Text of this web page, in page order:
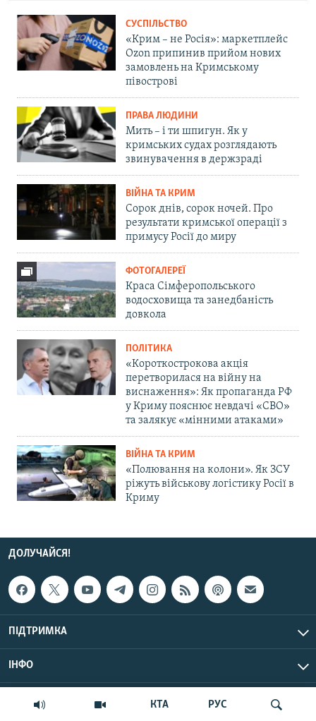
КТА РУС
СУСПІЛЬСТВО
«Крим – не Росія»: маркетплейс
Ozon припинив прийом нових
замовлень на Кримському
півострові
ПРАВА ЛЮДИНИ
Мить – і ти шпигун. Як у
кримських судах розглядають
звинувачення в держзраді
ВІЙНА ТА КРИМ
Сорок днів, сорок ночей. Про
результати кримської операції з
примусу Росії до миру
ФОТОГАЛЕРЕЇ
Краса Сімферопольського
водосховища та занедбаність
довкола
ПОЛІТИКА
«Короткострокова акція
перетворилася на війну на
виснаження»: Як пропаганда РФ
у Криму пояснює невдачі «СВО»
та залякує «мінними атаками»
ВІЙНА ТА КРИМ
«Полювання на колони». Як ЗСУ
ріжуть військову логістику Росії в
Криму
ДОЛУЧАЙСЯ!
ПІДТРИМКА
ІНФО
© Крим.Реалії, 2026 | Усі права застережено.